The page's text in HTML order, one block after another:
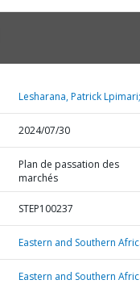
Lesharana, Patrick Lpimari;
2024/07/30
Plan de passation des
marchés
STEP100237
Eastern and Southern
Eastern and Southern